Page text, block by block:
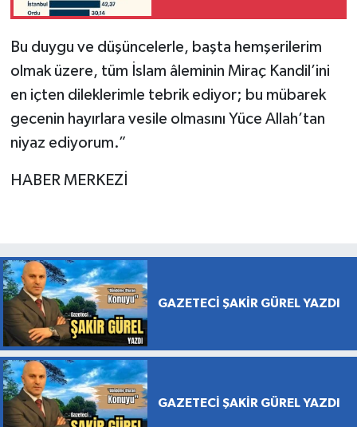
Bu duygu ve düşüncelerle, başta hemşerilerim
olmak üzere, tüm İslam âleminin Miraç Kandil’ini
en içten dileklerimle tebrik ediyor; bu mübarek
gecenin hayırlara vesile olmasını Yüce Allah’tan
niyaz ediyorum.”
HABER MERKEZİ
GAZETECİ ŞAKİR GÜREL YAZDI
GAZETECİ ŞAKİR GÜREL YAZDI